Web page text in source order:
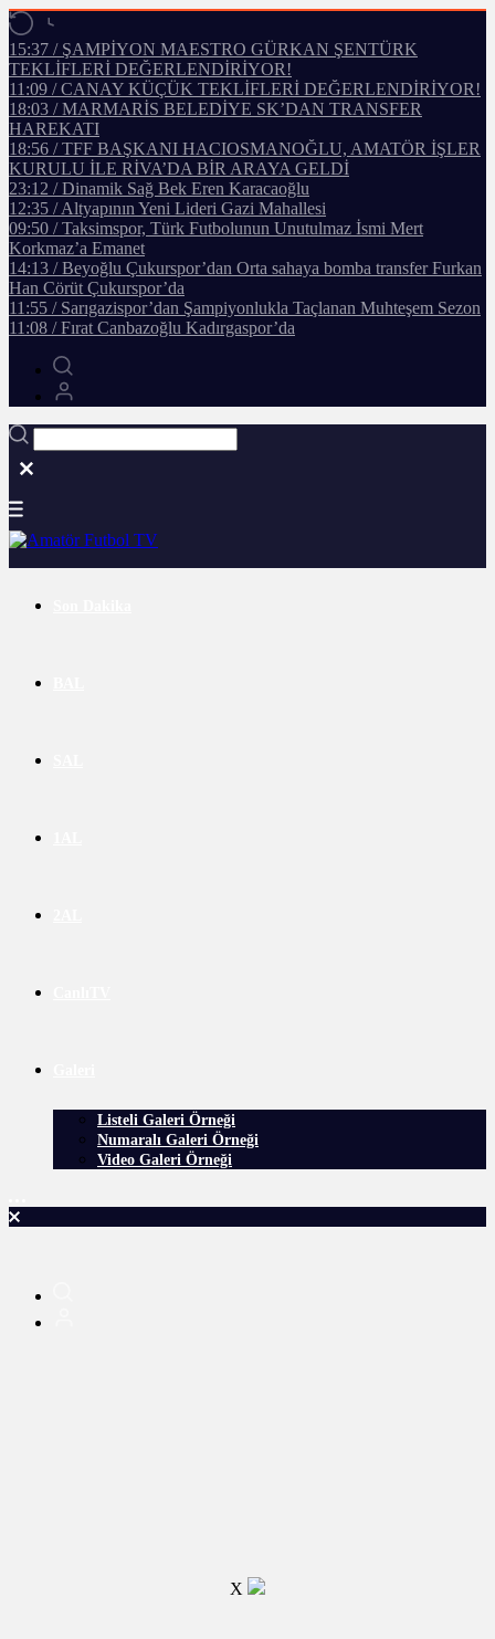
15:37 / ŞAMPİYON MAESTRO GÜRKAN ŞENTÜRK
TEKLİFLERİ DEĞERLENDİRİYOR!
11:09 / CANAY KÜÇÜK TEKLİFLERİ DEĞERLENDİRİYOR!
18:03 / MARMARİS BELEDİYE SK’DAN TRANSFER
HAREKATI
18:56 / TFF BAŞKANI HACIOSMANOĞLU, AMATÖR İŞLER
KURULU İLE RİVA’DA BİR ARAYA GELDİ
23:12 / Dinamik Sağ Bek Eren Karacaoğlu
12:35 / Altyapının Yeni Lideri Gazi Mahallesi
09:50 / Taksimspor, Türk Futbolunun Unutulmaz İsmi Mert
Korkmaz’a Emanet
14:13 / Beyoğlu Çukurspor’dan Orta sahaya bomba transfer Furkan
Han Cörüt Çukurspor’da
11:55 / Sarıgazispor’dan Şampiyonlukla Taçlanan Muhteşem Sezon
11:08 / Fırat Canbazoğlu Kadırgaspor’da
Listeli Galeri Örneği
Numaralı Galeri Örneği
Video Galeri Örneği
X